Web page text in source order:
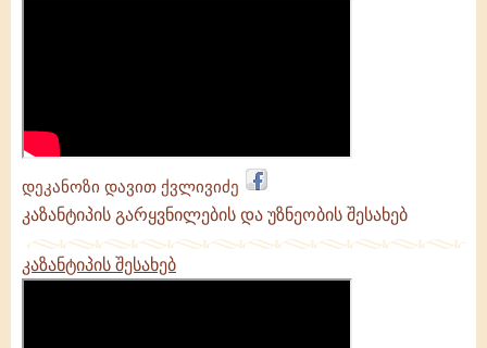
დეკანოზი დავით ქვლივიძე
კაზანტიპის გარყვნილების და უზნეობის შესახებ
კაზანტიპის შესახებ